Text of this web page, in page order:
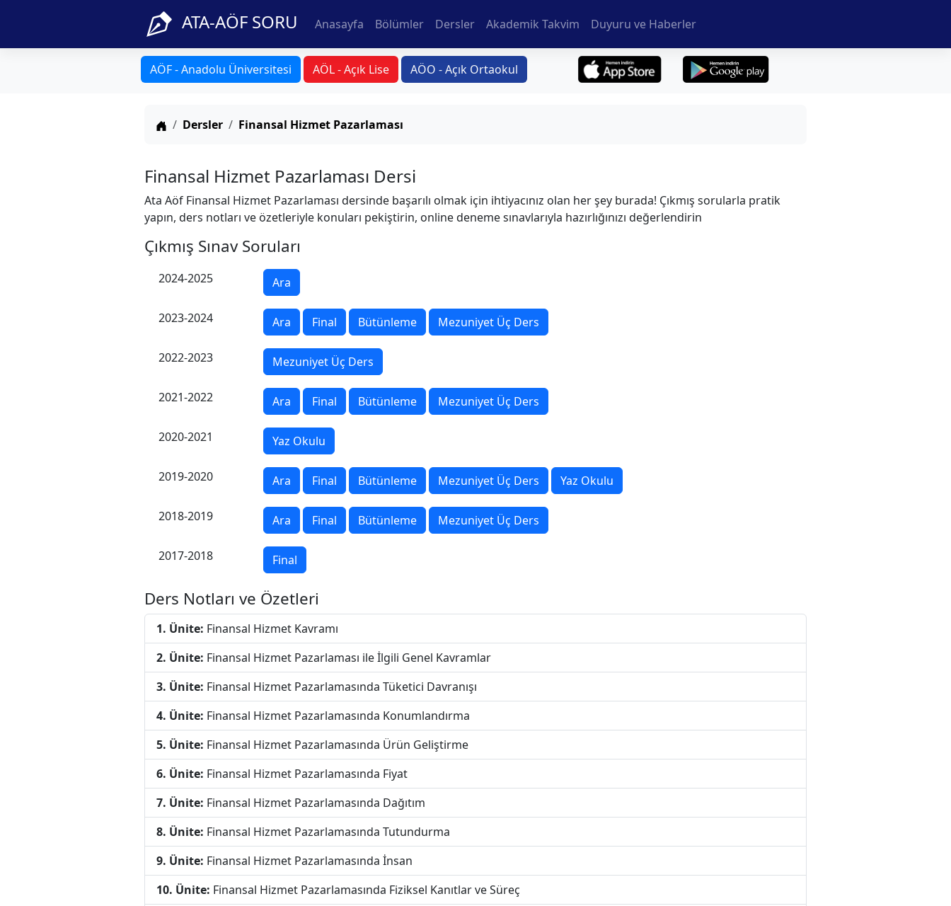
ATA-AÖF SORU Anasayfa Bölümler Dersler Akademik Takvim Duyuru ve Haberler
AÖF - Anadolu Üniversitesi AÖL - Açık Lise AÖO - Açık Ortaokul
Anasayfa
Dersler Finansal Hizmet Pazarlaması
Finansal Hizmet Pazarlaması Dersi
Ata Aöf Finansal Hizmet Pazarlaması dersinde başarılı olmak için ihtiyacınız olan her şey burada! Çıkmış sorularla pratik
yapın, ders notları ve özetleriyle konuları pekiştirin, online deneme sınavlarıyla hazırlığınızı değerlendirin
Çıkmış Sınav Soruları
2024-2025 Ara
2023-2024 Ara Final Bütünleme Mezuniyet Üç Ders
2022-2023 Mezuniyet Üç Ders
2021-2022 Ara Final Bütünleme Mezuniyet Üç Ders
2020-2021 Yaz Okulu
2019-2020 Ara Final Bütünleme Mezuniyet Üç Ders Yaz Okulu
2018-2019 Ara Final Bütünleme Mezuniyet Üç Ders
2017-2018 Final
Ders Notları ve Özetleri
1. Ünite: Finansal Hizmet Kavramı
2. Ünite: Finansal Hizmet Pazarlaması ile İlgili Genel Kavramlar
3. Ünite: Finansal Hizmet Pazarlamasında Tüketici Davranışı
4. Ünite: Finansal Hizmet Pazarlamasında Konumlandırma
5. Ünite: Finansal Hizmet Pazarlamasında Ürün Geliştirme
6. Ünite: Finansal Hizmet Pazarlamasında Fiyat
7. Ünite: Finansal Hizmet Pazarlamasında Dağıtım
8. Ünite: Finansal Hizmet Pazarlamasında Tutundurma
9. Ünite: Finansal Hizmet Pazarlamasında İnsan
10. Ünite: Finansal Hizmet Pazarlamasında Fiziksel Kanıtlar ve Süreç